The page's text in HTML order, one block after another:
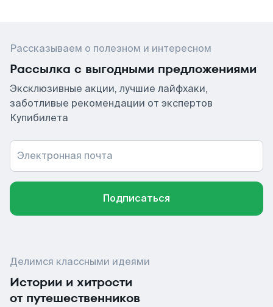
Рассказываем о полезном и интересном
Рассылка с выгодными предложениями
Эксклюзивные акции, лучшие лайфхаки,
заботливые рекомендации от экспертов
Купибилета
Электронная почта
Подписаться
Делимся классными идеями
Истории и хитрости
от путешественников